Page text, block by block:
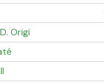
D. Origi